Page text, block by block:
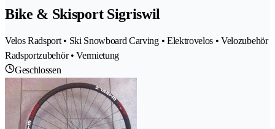
Bike & Skisport Sigriswil
Velos Radsport • Ski Snowboard Carving • Elektrovelos • Velozubehör
Radsportzubehör • Vermietung
Geschlossen